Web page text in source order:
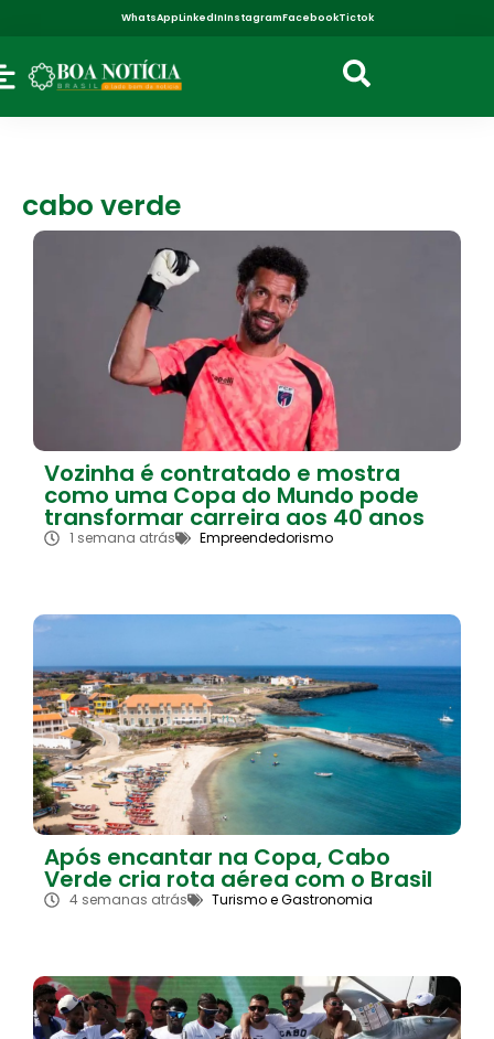
WhatsAppLinkedInInstagramFacebookTictok
cabo verde
Vozinha é contratado e mostra
como uma Copa do Mundo pode
transformar carreira aos 40 anos
1 semana atrás Empreendedorismo
Após encantar na Copa, Cabo
Verde cria rota aérea com o Brasil
4 semanas atrás Turismo e Gastronomia